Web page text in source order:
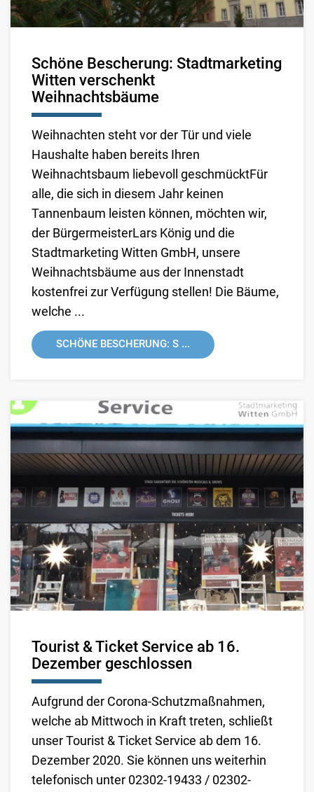
Schöne Bescherung: Stadtmarketing
Witten verschenkt
Weihnachtsbäume
Weihnachten steht vor der Tür und viele
Haushalte haben bereits Ihren
Weihnachtsbaum liebevoll geschmücktFür
alle, die sich in diesem Jahr keinen
Tannenbaum leisten können, möchten wir,
der BürgermeisterLars König und die
Stadtmarketing Witten GmbH, unsere
Weihnachtsbäume aus der Innenstadt
kostenfrei zur Verfügung stellen! Die Bäume,
welche ...
SCHÖNE BESCHERUNG: S ...
Tourist & Ticket Service ab 16.
Dezember geschlossen
Aufgrund der Corona-Schutzmaßnahmen,
welche ab Mittwoch in Kraft treten, schließt
unser Tourist & Ticket Service ab dem 16.
Dezember 2020. Sie können uns weiterhin
telefonisch unter 02302-19433 / 02302-